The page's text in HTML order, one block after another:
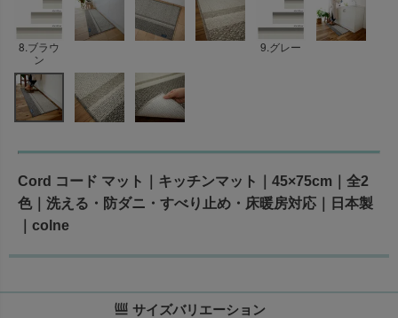
8.ブラウ
ン
9.グレー
Cord コード マット｜キッチンマット｜45×75cm｜全2
色｜洗える・防ダニ・すべり止め・床暖房対応｜日本製
｜colne
サイズバリエーション